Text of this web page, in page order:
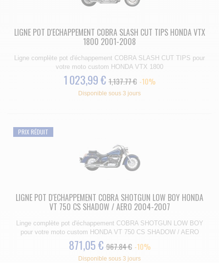
LIGNE POT D'ECHAPPEMENT COBRA SLASH CUT TIPS HONDA VTX
1800 2001-2008
Ligne complète pot d'échappement COBRA SLASH CUT TIPS pour
votre moto custom HONDA VTX 1800
1 023,99 € 1,137.77 € -10%
Disponible sous 3 jours
PRIX RÉDUIT
LIGNE POT D'ECHAPPEMENT COBRA SHOTGUN LOW BOY HONDA
VT 750 CS SHADOW / AERO 2004-2007
Linge complète pot d'échappement COBRA SHOTGUN LOW BOY
pour votre moto custom HONDA VT 750 CS SHADOW / AERO
871,05 € 967.84 € -10%
Disponible sous 3 jours